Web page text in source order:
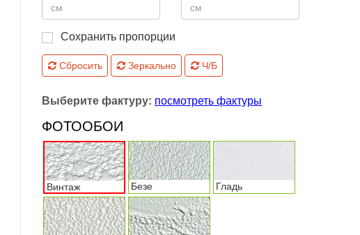
Сохранить пропорции
Сбросить Зеркально Ч/Б
Выберите фактуру: посмотреть фактуры
ФОТООБОИ
Винтаж Безе Гладь